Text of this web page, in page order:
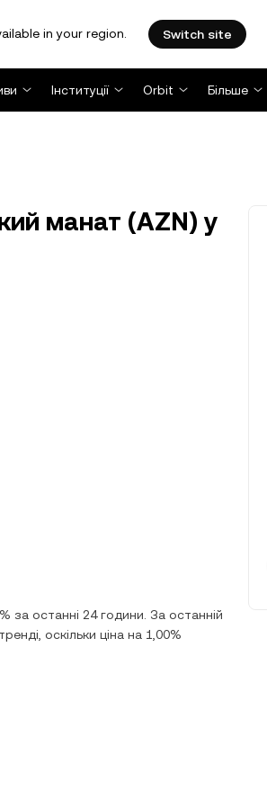
in your region. Switch site
Інституції Orbit Більше
манат (AZN) у
за останні 24 години. За останній
оскільки ціна на 1,00%